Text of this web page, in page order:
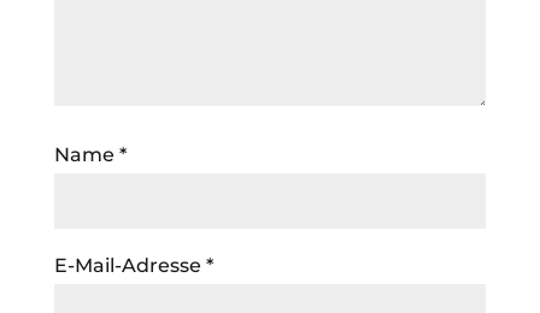
Name *
E-Mail-Adresse *